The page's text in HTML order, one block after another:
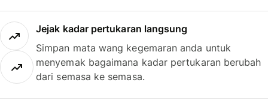
Jejak kadar pertukaran langsung
Simpan mata wang kegemaran anda untuk
menyemak bagaimana kadar pertukaran berubah
dari semasa ke semasa.